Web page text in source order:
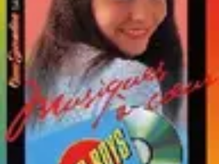
Noces d'Or
Idées et Inspirations
Discours et vœux
Cadeaux et
souvenirs
Célébration Activités et animations
Noces d'Or